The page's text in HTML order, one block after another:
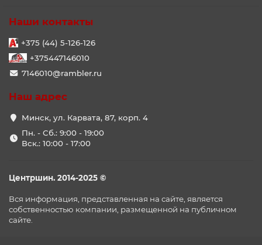
Наши контакты
+375 (44) 5-126-126
+375447146010
7146010@rambler.ru
Наш адрес
Минск, ул. Карвата, 87, корп. 4
Пн. - Сб.: 9:00 - 19:00
Вск.: 10:00 - 17:00
Центршин. 2014-2025 ©
Вся информация, представленная на сайте, является
собственностью компании, размещенной на публичном
сайте.